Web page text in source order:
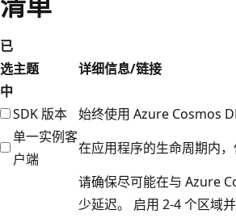
已
选
中
主题 详细信息/链接
SDK 版本
始终使用 Azure Cosmos
单一实例客
户端
在应用程序的生命周期内
请确保尽可能在与 Azure
少延迟。 启用 2-4 个区域